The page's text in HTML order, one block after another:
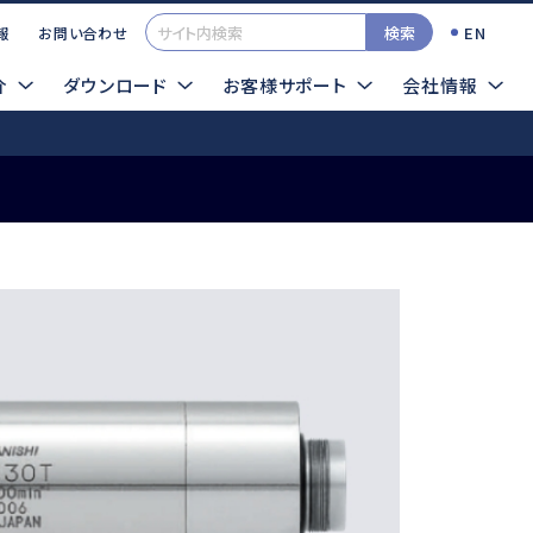
お問い合わせ 検索 EN
ダウンロード お客様サポート 会社情報
クログラインダTOP
ロータス
インパルス
プレストII
シーナスZERO
ソニックカッターZERO
覧 カタログ